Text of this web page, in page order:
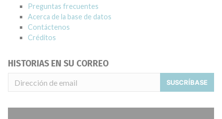
Preguntas frecuentes
Acerca de la base de datos
Contáctenos
Créditos
HISTORIAS EN SU CORREO
SUSCRÍBASE